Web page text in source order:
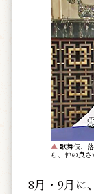
▲ 歌舞伎、
ら、仲の良
8月・9月に